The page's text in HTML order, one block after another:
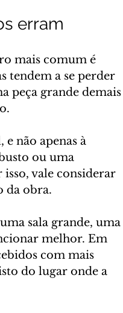
erram
mais comum é
tendem a se perder
peça grande demais
não apenas à
ou uma
vale considerar
da obra.
sala grande, uma
melhor. Em
com mais
do lugar onde a